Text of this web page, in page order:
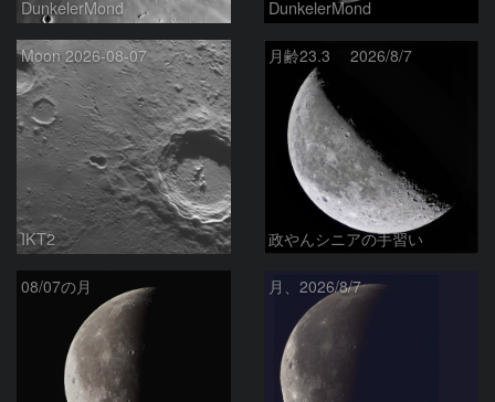
DunkelerMond DunkelerMond
Moon 2026-08-07
IKT2
月齢23.3 2026/8/7
政やんシニアの手習い
08/07の月 月、2026/8/7